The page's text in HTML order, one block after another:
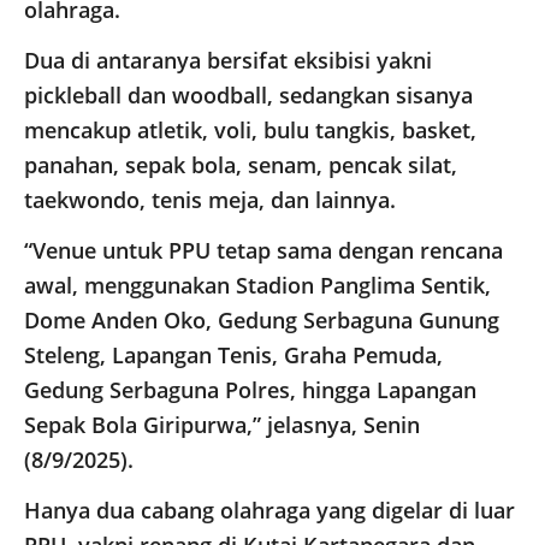
olahraga.
Dua di antaranya bersifat eksibisi yakni
pickleball dan woodball, sedangkan sisanya
mencakup atletik, voli, bulu tangkis, basket,
panahan, sepak bola, senam, pencak silat,
taekwondo, tenis meja, dan lainnya.
“Venue untuk PPU tetap sama dengan rencana
awal, menggunakan Stadion Panglima Sentik,
Dome Anden Oko, Gedung Serbaguna Gunung
Steleng, Lapangan Tenis, Graha Pemuda,
Gedung Serbaguna Polres, hingga Lapangan
Sepak Bola Giripurwa,” jelasnya, Senin
(8/9/2025).
Hanya dua cabang olahraga yang digelar di luar